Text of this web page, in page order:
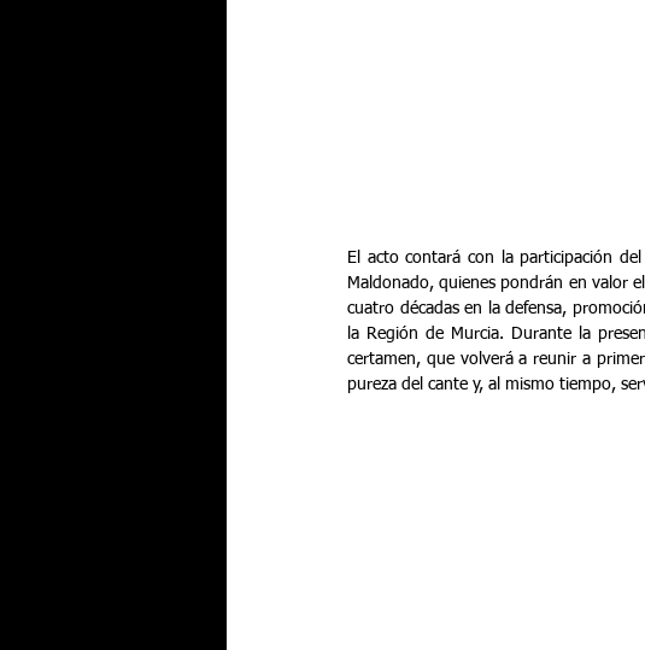
El acto contará con la participación
Maldonado, quienes pondrán en valor
cuatro décadas en la defensa,
la Región de Murcia. Durante la
certamen, que volverá a reunir a
pureza del cante y, al mismo tiempo,